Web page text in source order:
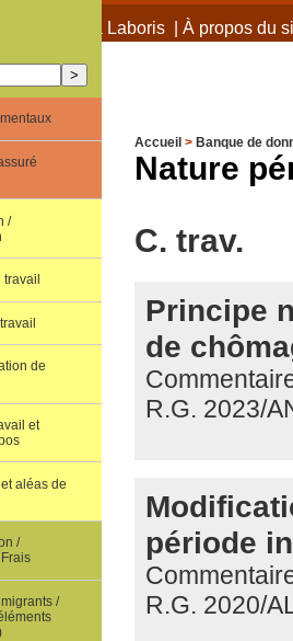
de Terra Laboris| À propos du
Accueil > Banque de
Nature
C. trav.
Principe
de
R.G. 2023/
période
R.G. 2020/
/
de
et
aléas de
/
/